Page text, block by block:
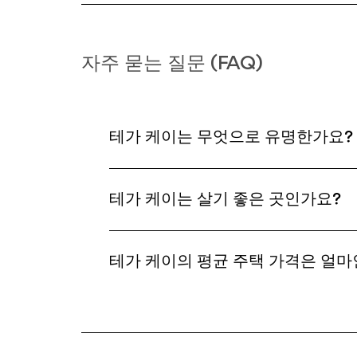
자주 묻는 질문 (FAQ)
테가 케이는 무엇으로 유명한가요?
테가 케이는 살기 좋은 곳인가요?
테가 케이의 평균 주택 가격은 얼마